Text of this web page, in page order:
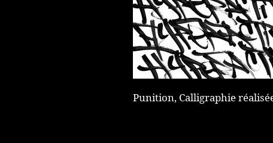
Punition, Calligraphie